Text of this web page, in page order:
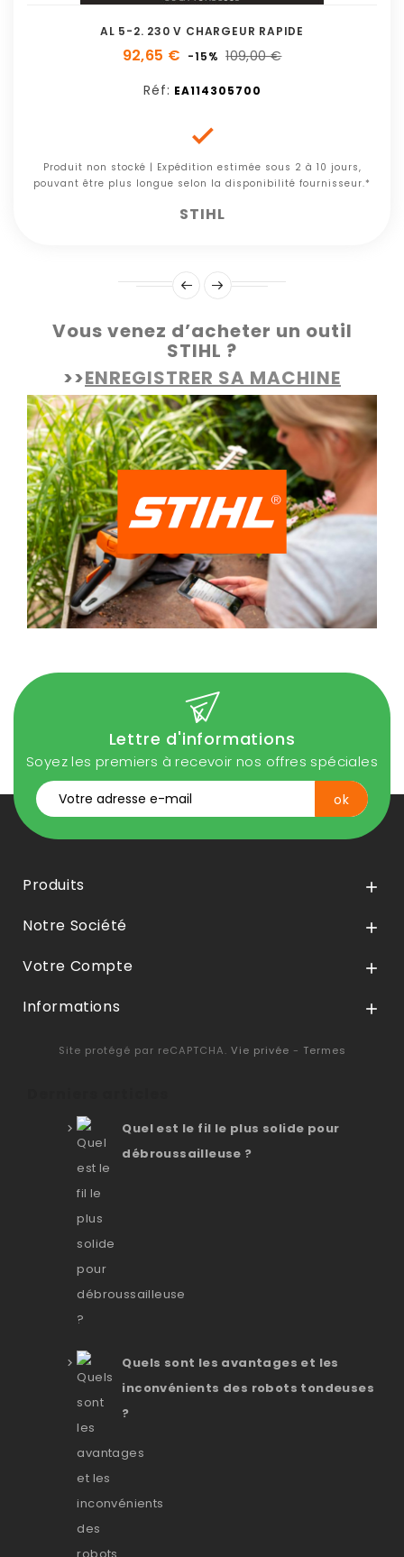
AL 5-2. 230 V CHARGEUR RAPIDE
92,65 € -15% 109,00 €
Réf: EA114305700

Produit non stocké | Expédition estimée sous 2 à 10 jours,
pouvant être plus longue selon la disponibilité fournisseur.*
STIHL
Vous venez d’acheter un outil
STIHL ?
>>ENREGISTRER SA MACHINE
Lettre d'informations
Soyez les premiers à recevoir nos offres spéciales
Produits 
Notre Société 
Votre Compte 
Informations 
Site protégé par reCAPTCHA. Vie privée - Termes
Quel est le fil le plus solide pour
débroussailleuse ?
Quels sont les avantages et les
inconvénients des robots tondeuses
?